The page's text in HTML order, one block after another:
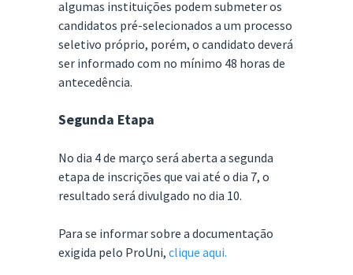
algumas instituições podem submeter os
candidatos pré-selecionados a um processo
seletivo próprio, porém, o candidato deverá
ser informado com no mínimo 48 horas de
antecedência.
Segunda Etapa
No dia 4 de março será aberta a segunda
etapa de inscrições que vai até o dia 7, o
resultado será divulgado no dia 10.
Para se informar sobre a documentação
exigida pelo ProUni, clique aqui.